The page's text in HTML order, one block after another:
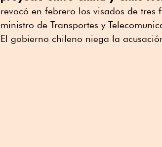
revocó en febrero los visados de tres
ministro de Transportes y
El gobierno chileno niega la